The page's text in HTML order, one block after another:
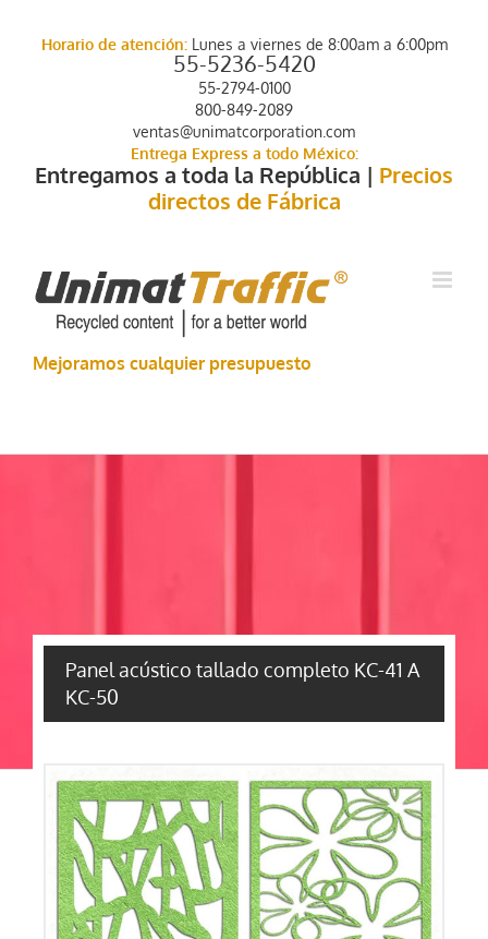
contenidoHorario de atención:Lunes a viernes de 8:00am a 6:00pm
55-5236-5420
55-2794-0100
800-849-2089
ventas@unimatcorporation.com
Entrega Express a todo México:
Entregamos a toda la República | Precios
directos de Fábrica
Mejoramos cualquier presupuesto
Panel acústico tallado completo KC-41 A
KC-50